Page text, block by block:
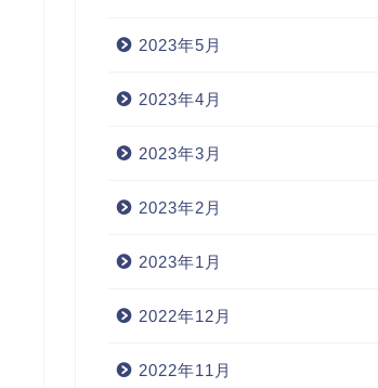
2023年5月
2023年4月
2023年3月
2023年2月
2023年1月
2022年12月
2022年11月